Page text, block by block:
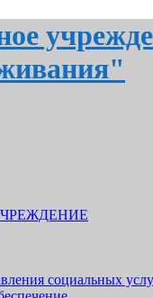
социальных